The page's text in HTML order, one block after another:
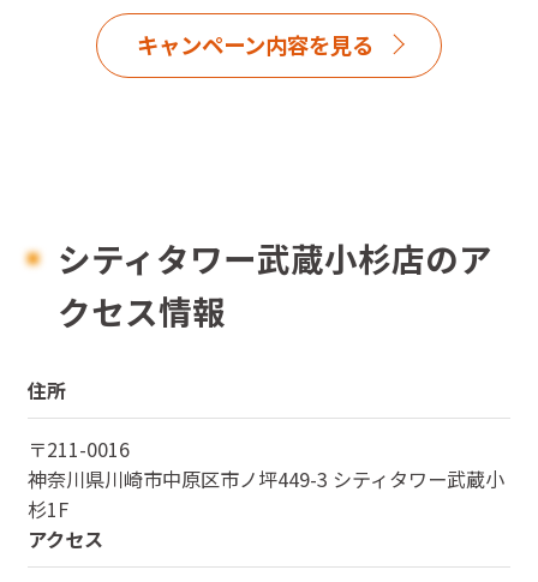
キャンペーン内容を見る
シティタワー武蔵小杉店のア
クセス情報
住所
〒211-0016
神奈川県川崎市中原区市ノ坪449-3 シティタワー武蔵小
杉1F
アクセス